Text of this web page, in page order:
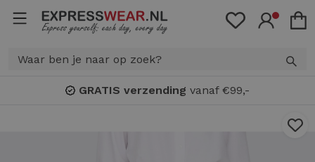
GRATIS verzending vanaf €99,-